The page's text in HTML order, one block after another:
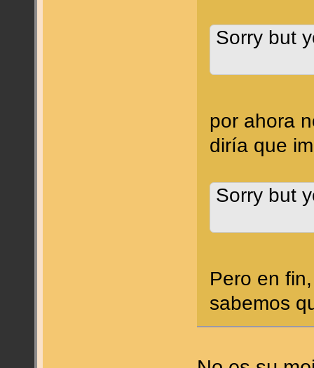
Sorry but
por ahora
diría que
Sorry but
Pero en
sabemos